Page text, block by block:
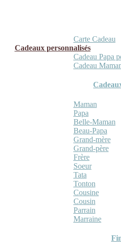
Carte Cadeau
Cadeaux personnalisés
Cadeau Papa
Cadeau
Maman
Papa
Belle-Maman
Beau-Papa
Grand-mère
Grand-père
Frère
Soeur
Tata
Tonton
Cousine
Cousin
Parrain
Marraine